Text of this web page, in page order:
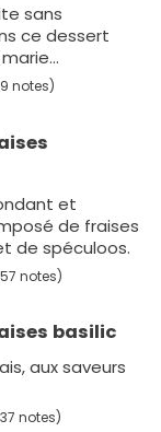
sans
ce dessert
marie
au
crème au
notes)
et
de fraises
de spéculoos.
notes)
basilic
aux saveurs
notes)